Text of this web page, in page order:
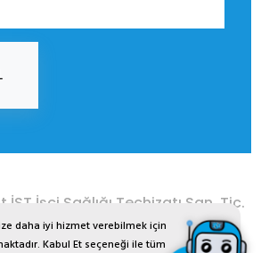
daha iyi hizmet verebilmek için
Kabul Et seçeneği ile tüm
İşçi Sağlığı Teçhizatı San. Tic.
Ltd. Şti.